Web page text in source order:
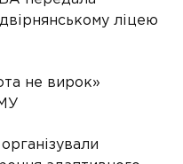
ліцею
не вирок»